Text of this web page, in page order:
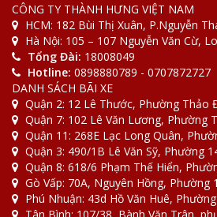
2022-08-31
Tin Tức
[Giải Đáp] Gửi đồ qua bưu điện bao
CÔNG TY THÀNH HƯNG VIỆT NAM
HCM: 182 Bùi Thị Xuân, P.Nguyễn
Hà Nội: 105 – 107 Nguyễn Văn Cừ,
Tổng Đài: 18008049
Hotline: 0898880789 - 0707872727
DANH SÁCH BÃI XE
Quận 2: 12 Lê Thước, Phường Thảo
Quận 7: 102 Lê Văn Lương, Phường
Quận 11: 268E Lạc Long Quân,
Quận 3: 490/1B Lê Văn Sỹ, Phường
Quận 8: 618/6 Phạm Thế Hiển,
Gò Vấp: 70A, Nguyên Hồng, Phường 1
Phú Nhuận: 43d Hồ Văn Huê,
Tân Bình: 107/38, Bành Văn Trân,